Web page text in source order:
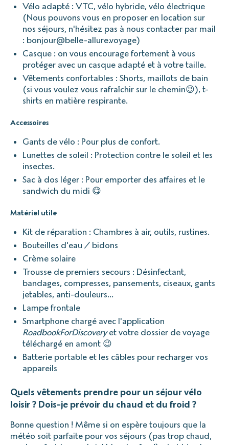
Vélo adapté : VTC, vélo hybride, vélo électrique
(Nous pouvons vous en proposer en location sur
nos séjours, n'hésitez pas à nous contacter par mail
: bonjour@belle-allure.voyage)
Casque : on vous encourage fortement à vous
protéger avec un casque adapté et à votre taille.
Vêtements confortables : Shorts, maillots de bain
(si vous voulez vous rafraîchir sur le chemin😉), t-
shirts en matière respirante.
Accessoires
Gants de vélo : Pour plus de confort.
Lunettes de soleil : Protection contre le soleil et les
insectes.
Sac à dos léger : Pour emporter des affaires et le
sandwich du midi 😋
Matériel utile
Kit de réparation : Chambres à air, outils, rustines.
Bouteilles d'eau / bidons
Crème solaire
Trousse de premiers secours : Désinfectant,
bandages, compresses, pansements, ciseaux, gants
jetables, anti-douleurs…
Lampe frontale
Smartphone chargé avec l'application
RoadbookForDiscoveryet votre dossier de voyage
téléchargé en amont 😉
Batterie portable et les câbles pour recharger vos
appareils
Quels vêtements prendre pour un séjour vélo
loisir ? Dois-je prévoir du chaud et du froid ?
Bonne question ! Même si on espère toujours que la
météo soit parfaite pour vos séjours (pas trop chaud,